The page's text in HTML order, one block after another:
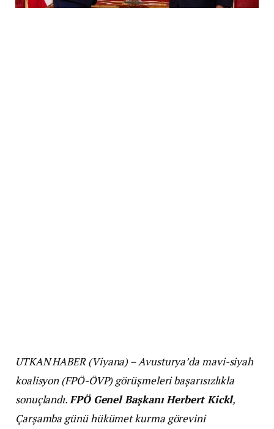
UTKAN HABER (Viyana) – Avusturya’da mavi-siyah
koalisyon (FPÖ-ÖVP) görüşmeleri başarısızlıkla
sonuçlandı.FPÖ Genel Başkanı Herbert Kickl,
Çarşamba günü hükümet kurma görevini